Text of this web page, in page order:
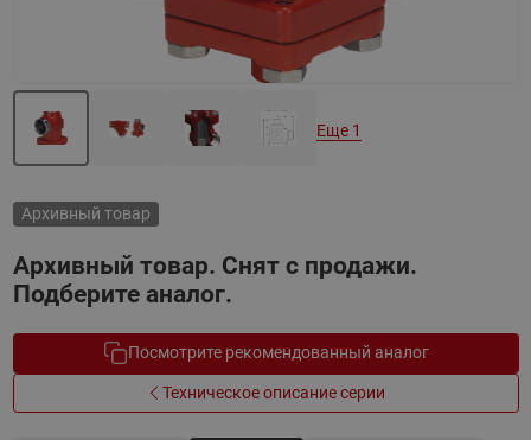
Архивный товар
Архивный товар. Снят с продажи.
Подберите аналог.
Посмотрите рекомендованный аналог
Техническое описание серии
Еще 1